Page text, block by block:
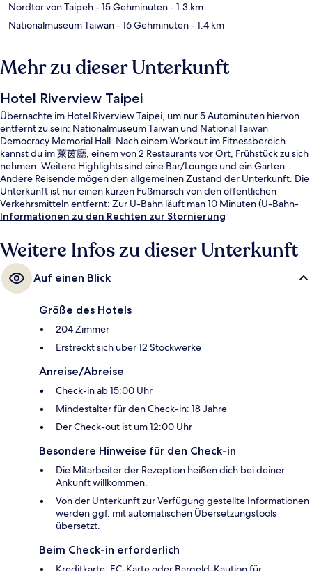
Nordtor von Taipeh- 15 Gehminuten- 1.3 km
Nationalmuseum Taiwan- 16 Gehminuten- 1.4 km
Mehr zu dieser Unterkunft
Hotel Riverview Taipei
Übernachte im Hotel Riverview Taipei, um nur 5 Autominuten hiervon
entfernt zu sein: Nationalmuseum Taiwan und National Taiwan
Democracy Memorial Hall. Nach einem Workout im Fitnessbereich
kannst du im 萊茵廳, einem von 2 Restaurants vor Ort, Frühstück zu sich
nehmen. Weitere Highlights sind eine Bar/Lounge und ein Garten.
Andere Reisende mögen den allgemeinen Zustand der Unterkunft. Die
Unterkunft ist nur einen kurzen Fußmarsch von den öffentlichen
Verkehrsmitteln entfernt: Zur U-Bahn läuft man 10 Minuten (U-Bahn-
Station Ximen) bzw. 15 Minuten (Station Longshan-Tempel).
Informationen zu den Rechten zur Stornierung
Weitere Infos zu dieser Unterkunft
Auf einen Blick
Größe des Hotels
204 Zimmer
Erstreckt sich über 12 Stockwerke
Anreise/Abreise
Check-in ab 15:00 Uhr
Mindestalter für den Check-in: 18 Jahre
Der Check-out ist um 12:00 Uhr
Besondere Hinweise für den Check-in
Die Mitarbeiter der Rezeption heißen dich bei deiner
Ankunft willkommen.
Von der Unterkunft zur Verfügung gestellte Informationen
werden ggf. mit automatischen Übersetzungstools
übersetzt.
Beim Check-in erforderlich